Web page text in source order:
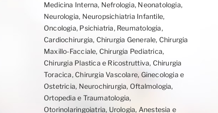
Medicina Interna, Nefrologia, Neonatologia,
Neurologia, Neuropsichiatria Infantile,
Oncologia, Psichiatria, Reumatologia,
Cardiochirurgia, Chirurgia Generale, Chirurgia
Maxillo-Facciale, Chirurgia Pediatrica,
Chirurgia Plastica e Ricostruttiva, Chirurgia
Toracica, Chirurgia Vascolare, Ginecologia e
Ostetricia, Neurochirurgia, Oftalmologia,
Ortopedia e Traumatologia,
Otorinolaringoiatria, Urologia, Anestesia e